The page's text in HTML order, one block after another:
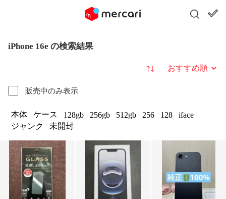
iPhone 16e の検索結果
販売中のみ表示
並び替え
本体 ケース 128gb 256gb 512gb 256 128
iface
ジャンク
未開封